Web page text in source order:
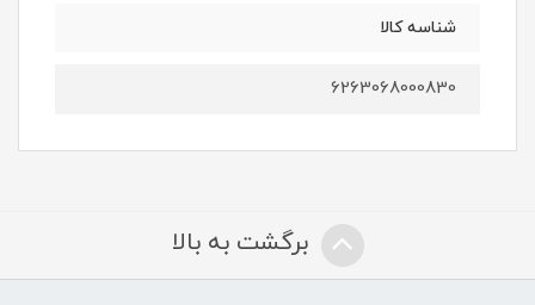
شناسه کالا
6263068000830
برگشت به بالا